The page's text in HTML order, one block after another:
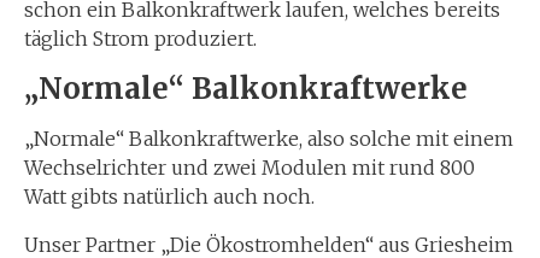
schon ein Balkonkraftwerk laufen, welches bereits
täglich Strom produziert.
„Normale“ Balkonkraftwerke
„Normale“ Balkonkraftwerke, also solche mit einem
Wechselrichter und zwei Modulen mit rund 800
Watt gibts natürlich auch noch.
Unser Partner „Die Ökostromhelden“ aus Griesheim